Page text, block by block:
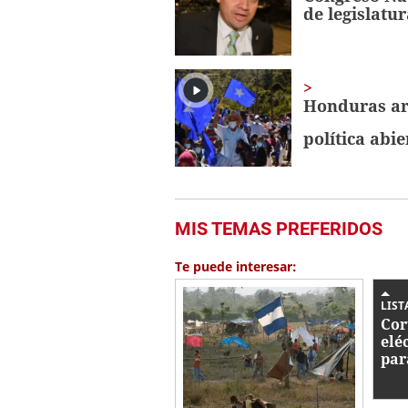
de
Honduras
política
MIS TEMAS PREFERIDOS
Te puede interesar: